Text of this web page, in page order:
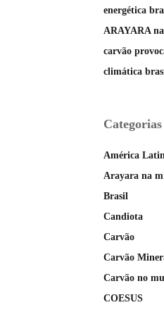
energética
ARAYARA
carvão
climática
Categorias
América
Arayara na
Brasil
Candiota
Carvão
Carvão
Carvão no
COESUS